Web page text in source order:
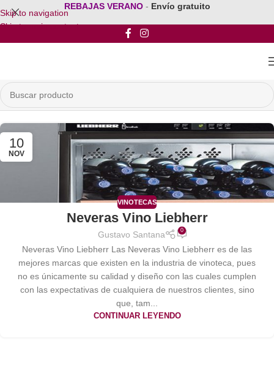
Skip to navigation
Skip to main content
REBAJAS VERANO - Envío gratuito
10
NOV
VINOTECAS
Neveras Vino Liebherr
Gustavo Santana 0
Neveras Vino Liebherr Las Neveras Vino Liebherr es de las
mejores marcas que existen en la industria de vinoteca, pues
no es únicamente su calidad y diseño con las cuales cumplen
con las expectativas de cualquiera de nuestros clientes, sino
que, tam...
CONTINUAR LEYENDO